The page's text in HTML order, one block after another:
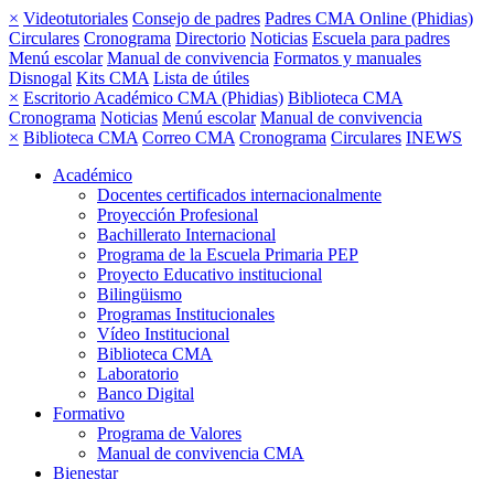
× Videotutoriales Consejo de padres Padres CMA Online (Phidias)
Circulares Cronograma Directorio Noticias Escuela para padres
Menú escolar Manual de convivencia Formatos y manuales
Disnogal Kits CMA Lista de útiles
× Escritorio Académico CMA (Phidias) Biblioteca CMA
Cronograma Noticias Menú escolar Manual de convivencia
× Biblioteca CMA Correo CMA Cronograma Circulares INEWS
Académico
Docentes certificados internacionalmente
Proyección Profesional
Bachillerato Internacional
Programa de la Escuela Primaria PEP
Proyecto Educativo institucional
Bilingüismo
Programas Institucionales
Vídeo Institucional
Biblioteca CMA
Laboratorio
Banco Digital
Formativo
Programa de Valores
Manual de convivencia CMA
Bienestar